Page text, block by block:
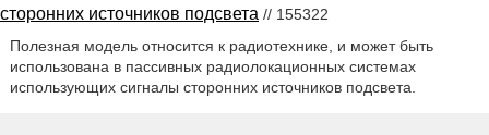
сторонних источников подсвета // 155322
Полезная модель относится к радиотехнике, и может быть
использована в пассивных радиолокационных системах
использующих сигналы сторонних источников подсвета.